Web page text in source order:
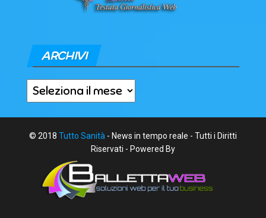
ARCHIVI
Archivi
© 2018 Tutto Sanità - News in tempo reale - Tutti i Diritti
Riservati - Powered By